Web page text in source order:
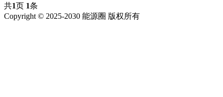
共1页 1条
Copyright © 2025-2030 能源圈 版权所有